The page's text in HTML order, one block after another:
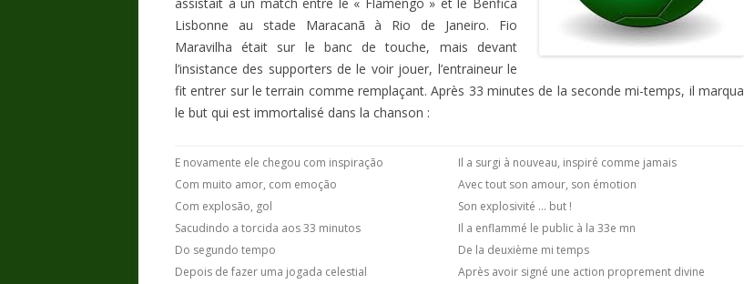
Lisbonne au stade Maracanã à Rio de Janeiro. Fio
Maravilha était sur le banc de touche, mais devant
l’insistance des supporters de le voir jouer, l’entraineur le
fit entrer sur le terrain comme remplaçant. Après 33 minutes de la seconde mi-temps, il marqua
le but qui est immortalisé dans la chanson :
E novamente ele chegou com inspiração
Com muito amor, com emoção
Com explosão, gol
Sacudindo a torcida aos 33 minutos
Do segundo tempo
Depois de fazer uma jogada celestial
Il a surgi à nouveau, inspiré comme jamais
Avec tout son amour, son émotion
Son explosivité … but !
Il a enflammé le public à la 33e mn
De la deuxième mi temps
Après avoir signé une action proprement divine